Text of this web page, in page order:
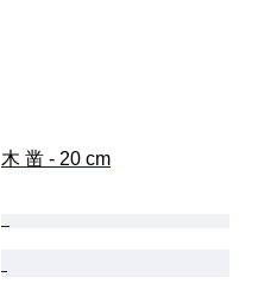
木 凿 - 20 cm